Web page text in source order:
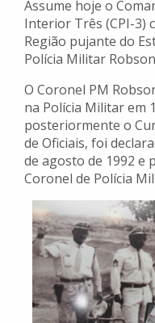
Assume hoje o
Interior Três (CPI-3)
Região pujante do
Polícia Militar
O Coronel PM
na Polícia Militar em
posteriormente o
de Oficiais, foi
de agosto de 1992 e
Coronel de Polícia